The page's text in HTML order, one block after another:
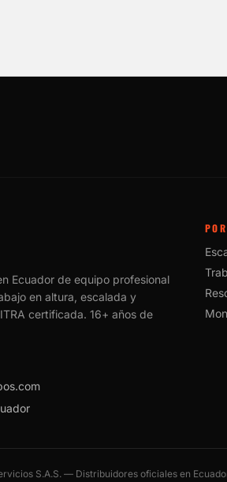
Ecuador de equipo profesional
en altura, escalada y
certificada. 16+ años de
S.A.S. — Distribuidores oficiales en